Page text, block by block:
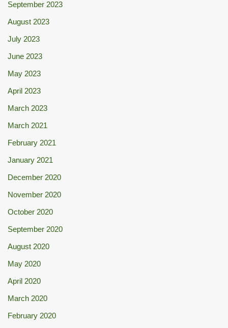
September 2023
August 2023
July 2023
June 2023
May 2023
April 2023
March 2023
March 2021
February 2021
January 2021
December 2020
November 2020
October 2020
September 2020
August 2020
May 2020
April 2020
March 2020
February 2020